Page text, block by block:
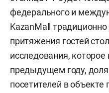
федерального и
KazanMall традиционно
притяжения гостей
исследования,
предыдущем году,
посетителей в